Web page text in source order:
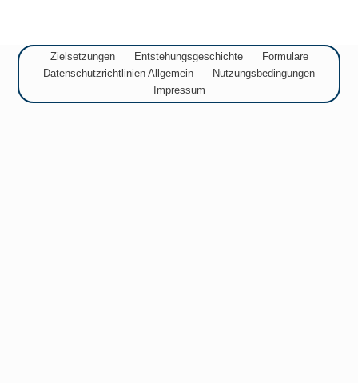
Zielsetzungen Entstehungsgeschichte
Formulare
Datenschutzrichtlinien Allgemein
Nutzungsbedingungen
Impressum